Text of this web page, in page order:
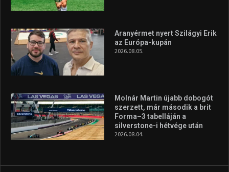
Aranyérmet nyert Szilágyi Erik
az Európa-kupán
2026.08.05.
Molnár Martin újabb dobogót
szerzett, már második a brit
Forma–3 tabelláján a
silverstone-i hétvége után
2026.08.04.